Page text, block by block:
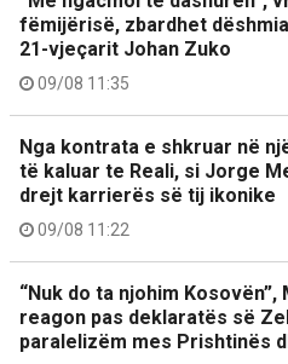
fëmijërisë, zbardhet
21-vjeçarit Johan Zuko
09/08 11:35
Nga kontrata e shkruar në
të kaluar te Reali, si Jorge
drejt karrierës së tij ikonike
09/08 11:22
“Nuk do ta njohim
reagon pas deklaratës së
paralelizëm mes Prishtinës